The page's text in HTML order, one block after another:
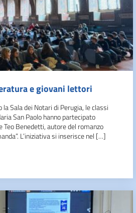
e giovani lettori
Sala dei Notari di Perugia, le classi
San Paolo hanno partecipato
Teo Benedetti, autore del romanzo
L’iniziativa si inserisce nel […]